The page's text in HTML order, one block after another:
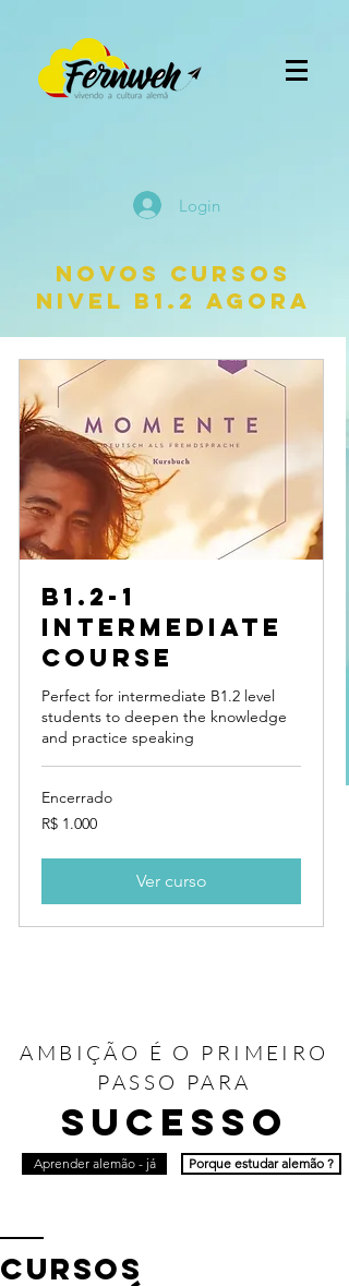
Login
NOvos cursos
Nivel B1.2 Agora
B1.2-1
Intermediate
course
Perfect for intermediate B1.2 level
students to deepen the knowledge
and practice speaking
Encerrado
1.000
Reais
R$ 1.000
Ver curso
AMBIÇÃO É O PRIMEIRO
PASSO PARA
SUCESSO
Aprender alemão - já Porque estudar alemão ?
Cursos